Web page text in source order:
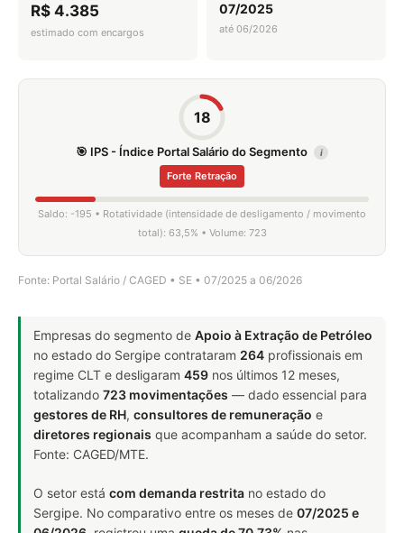
R$ 4.385
estimado com encargos
07/2025
até 06/2026
18
🎯 IPS - Índice Portal Salário do Segmento i
Forte Retração
Saldo: -195 • Rotatividade (intensidade de desligamento / movimento
total): 63,5% • Volume: 723
Fonte: Portal Salário / CAGED • SE • 07/2025 a 06/2026
Empresas do segmento de Apoio à Extração de Petróleo
no estado do Sergipe contrataram 264 profissionais em
regime CLT e desligaram 459 nos últimos 12 meses,
totalizando 723 movimentações — dado essencial para
gestores de RH, consultores de remuneração e
diretores regionais que acompanham a saúde do setor.
Fonte: CAGED/MTE.
O setor está com demanda restrita no estado do
Sergipe. No comparativo entre os meses de 07/2025 e